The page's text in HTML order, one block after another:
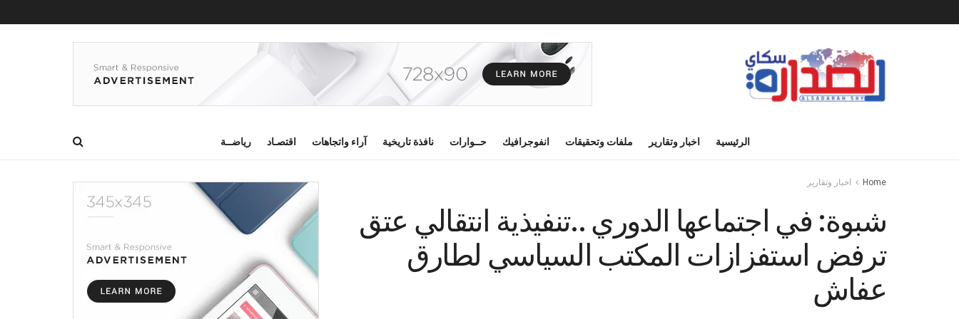
الرئيسية اخبار وتقارير ملفات وتحقيقات انفوجرافيك حــوارات نافذة تاريخية آراء واتجاهات اقتصـاد رياضــة
Home اخبار وتقارير
شبوة: في اجتماعها الدوري ..تنفيذية انتقالي عتق
ترفض استفزازات المكتب السياسي لطارق
عفاش